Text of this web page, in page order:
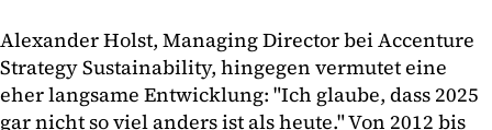
Alexander Holst, Managing Director bei Accenture
Strategy Sustainability, hingegen vermutet eine
eher langsame Entwicklung: "Ich glaube, dass 2025
gar nicht so viel anders ist als heute." Von 2012 bis